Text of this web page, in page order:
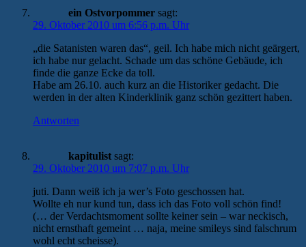
ein Ostvorpommer sagt:
29. Oktober 2010 um 6:56 p.m. Uhr
„die Satanisten waren das“, geil. Ich habe mich nicht geärgert,
ich habe nur gelacht. Schade um das schöne Gebäude, ich
finde die ganze Ecke da toll.
Habe am 26.10. auch kurz an die Historiker gedacht. Die
werden in der alten Kinderklinik ganz schön gezittert haben.
Antworten
kapitulist sagt:
29. Oktober 2010 um 7:07 p.m. Uhr
juti. Dann weiß ich ja wer’s Foto geschossen hat.
Wollte eh nur kund tun, dass ich das Foto voll schön find!
(… der Verdachtsmoment sollte keiner sein – war neckisch,
nicht ernsthaft gemeint … naja, meine smileys sind falschrum
wohl echt scheisse).